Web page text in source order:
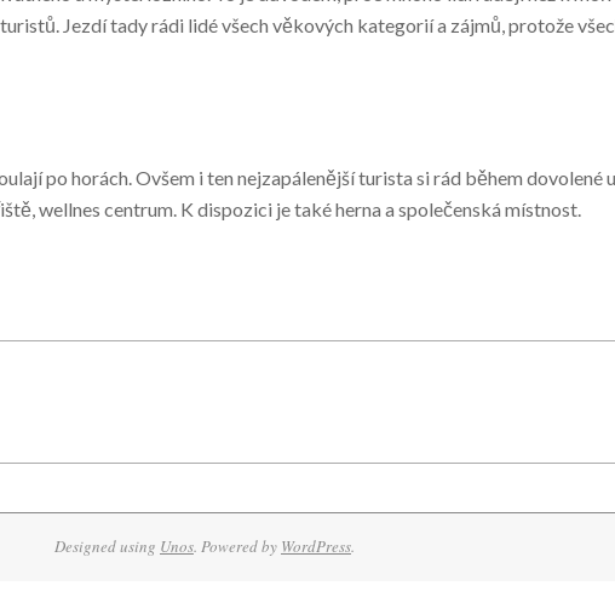
Jezdí tady rádi lidé všech věkových kategorií a zájmů, protože
po horách. Ovšem i ten nejzapálenější turista si rád během
wellnes centrum. K dispozici je také herna a společenská místnost.
Designed using Unos. Powered by WordPress.